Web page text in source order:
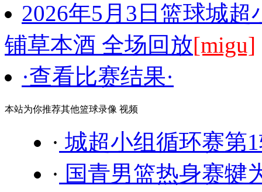
2026年5月3日篮球城
铺草本酒 全场回放[migu]
·查看比赛结果·
本站为你推荐其他篮球录像 视频
· 城超小组循环赛第
· 国青男篮热身赛犍